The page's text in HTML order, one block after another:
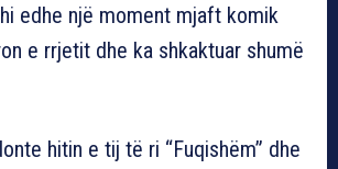
edhe një moment mjaft komik
e rrjetit dhe ka shkaktuar shumë
hitin e tij të ri “Fuqishëm” dhe